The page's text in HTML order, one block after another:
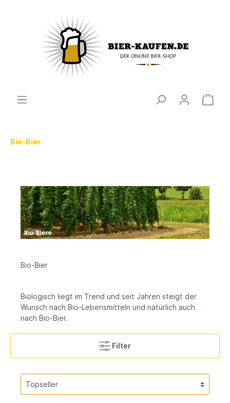
Bio-Bier
Bio-Bier
Biologisch liegt im Trend und seit Jahren steigt der
Wunsch nach Bio-Lebensmitteln und natürlich auch
nach Bio-Bier.
Filter